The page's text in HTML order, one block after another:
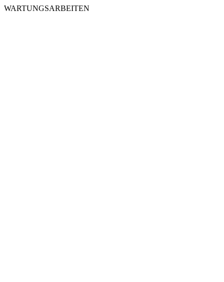
WARTUNGSARBEITEN